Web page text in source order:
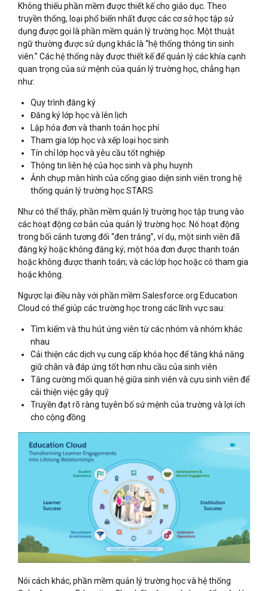
Không thiếu phần mềm được thiết kế cho giáo dục. Theo
truyền thống, loại phổ biến nhất được các cơ sở học tập sử
dụng được gọi là phần mềm quản lý trường học. Một thuật
ngữ thường được sử dụng khác là “hệ thống thông tin sinh
viên.” Các hệ thống này được thiết kế để quản lý các khía cạnh
quan trọng của sứ mệnh của quản lý trường học, chẳng hạn
như:
Quy trình đăng ký
Đăng ký lớp học và lên lịch
Lập hóa đơn và thanh toán học phí
Tham gia lớp học và xếp loại học sinh
Tín chỉ lớp học và yêu cầu tốt nghiệp
Thông tin liên hệ của học sinh và phụ huynh
Ảnh chụp màn hình của cổng giao diện sinh viên trong hệ
thống quản lý trường học STARS
Như có thể thấy, phần mềm quản lý trường học tập trung vào
các hoạt động cơ bản của quản lý trường học. Nó hoạt động
trong bối cảnh tương đối “đen trắng”, ví dụ, một sinh viên đã
đăng ký hoặc không đăng ký; một hóa đơn được thanh toán
hoặc không được thanh toán; và các lớp học hoặc có tham gia
hoặc không.
Ngược lại điều này với phần mềm Salesforce.org Education
Cloud có thể giúp các trường học trong các lĩnh vực sau:
Tìm kiếm và thu hút ứng viên từ các nhóm và nhóm khác
nhau
Cải thiện các dịch vụ cung cấp khóa học để tăng khả năng
giữ chân và đáp ứng tốt hơn nhu cầu của sinh viên
Tăng cường mối quan hệ giữa sinh viên và cựu sinh viên để
cải thiện việc gây quỹ
Truyền đạt rõ ràng tuyên bố sứ mệnh của trường và lợi ích
cho cộng đồng
Nói cách khác, phần mềm quản lý trường học và hệ thống